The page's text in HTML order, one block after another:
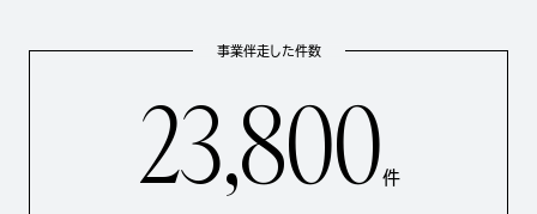
事業伴走した件数
23,800件